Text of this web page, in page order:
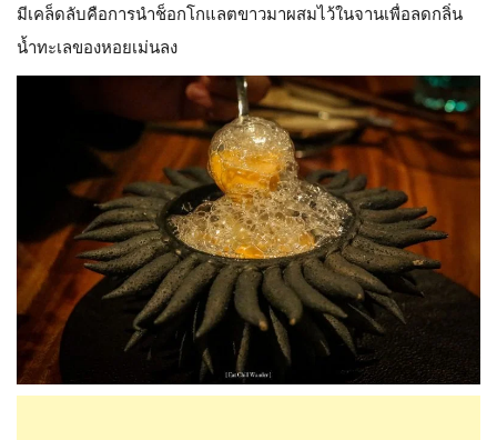
มีเคล็ดลับคือการนำช็อกโกแลตขาวมาผสมไว้ในจานเพื่อลดกลิ่น
น้ำทะเลของหอยเม่นลง